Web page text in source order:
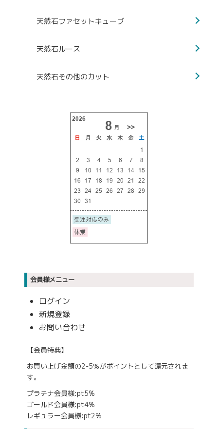
天然石ファセットキューブ
天然石ルース
天然石その他のカット
会員様メニュー
ログイン
新規登録
お問い合わせ
【会員特典】
お買い上げ金額の2-5％がポイントとして還元されま
す。
プラチナ会員様:pt5%
ゴールド会員様:pt4%
レギュラー会員様:pt2%